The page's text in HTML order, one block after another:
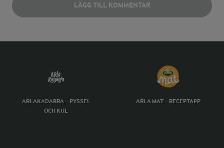
LÄGG TILL KOMMENTAR
ARLAKADABRA – PYSSEL
OCH KUL
ARLA MAT – RECEPTAPP